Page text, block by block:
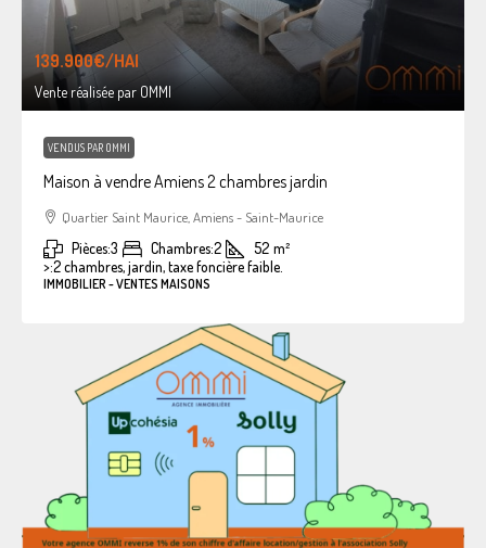
139.900€/HAI
Vente réalisée par OMMI
VENDUS PAR OMMI
Maison à vendre Amiens 2 chambres jardin
Quartier Saint Maurice, Amiens - Saint-Maurice
Pièces:3 Chambres:2 52 m²
>:2 chambres, jardin, taxe foncière faible.
IMMOBILIER - VENTES MAISONS